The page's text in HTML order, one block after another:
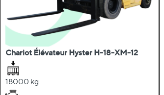
Chariot Élévateur Hyster H-18-XM-12
18000 kg